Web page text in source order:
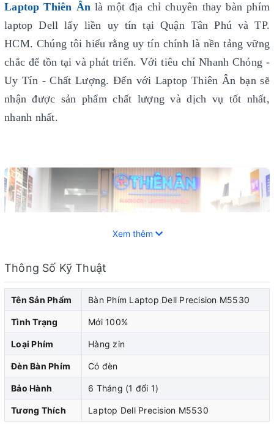
Laptop Thiên Ân là một địa chỉ chuyên thay bàn phím
laptop Dell lấy liền uy tín tại Quận Tân Phú và TP.
HCM. Chúng tôi hiểu rằng uy tín chính là nền tảng vững
chắc để tồn tại và phát triển. Với tiêu chí Nhanh Chóng -
Uy Tín - Chất Lượng. Đến với Laptop Thiên Ân bạn sẽ
nhận được sản phẩm chất lượng và dịch vụ tốt nhất,
nhanh nhất.
Laptop Dell đã trở thành một trong những thiết bị di
động phổ biến và không thể thiếu trong cuộc sống hiện
đại. Cũng như bất kỳ thiết bị điện tử nào khác, laptop
cũng không thể tránh khỏi những sự cố và hỏng
Xem thêm
Thông Số Kỹ Thuật
Tên Sản Phẩm Bàn Phím Laptop Dell Precision M5530
Tình Trạng Mới 100%
Loại Phím Hàng zin
Đèn Bàn Phím Có đèn
Bảo Hành 6 Tháng (1 đổi 1)
Tương Thích Laptop Dell Precision M5530